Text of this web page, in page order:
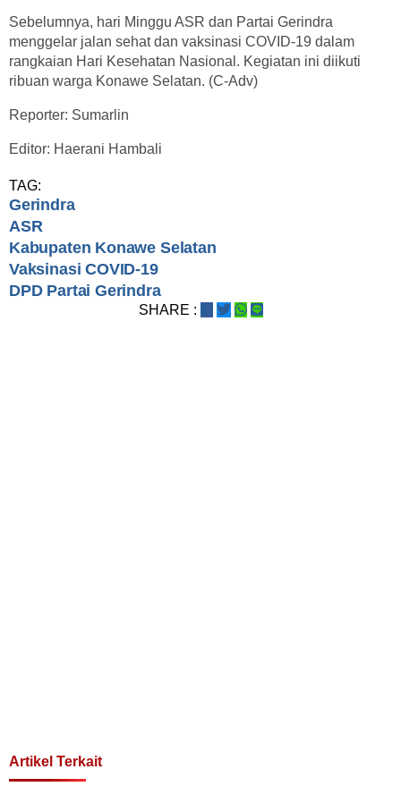
Sebelumnya, hari Minggu ASR dan Partai Gerindra
menggelar jalan sehat dan vaksinasi COVID-19 dalam
rangkaian Hari Kesehatan Nasional. Kegiatan ini diikuti
ribuan warga Konawe Selatan. (C-Adv)
Reporter: Sumarlin
Editor: Haerani Hambali
TAG:
Gerindra
ASR
Kabupaten Konawe Selatan
Vaksinasi COVID-19
DPD Partai Gerindra
SHARE :
Artikel Terkait